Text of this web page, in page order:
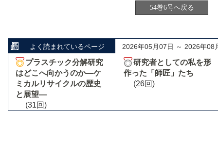
54巻6号へ戻る
よく読まれているページ 2026年05月07日 ～ 2026年08
プラスチック分解研究
はどこへ向かうのか―ケ
ミカルリサイクルの歴史
と展望―
(31回)
研究者としての私を形
作った「師匠」たち
(26回)